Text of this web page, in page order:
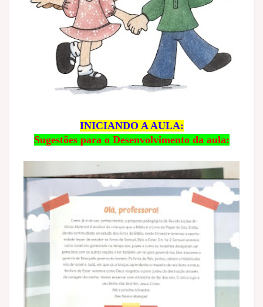
INICIANDO A AULA:
Sugestões para o Desenvolvimento da aula: